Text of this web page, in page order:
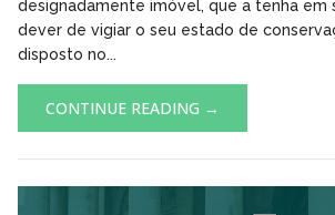
designadamente imóvel, que a tenha em
dever de vigiar o seu estado de
disposto no...
CONTINUE READING →